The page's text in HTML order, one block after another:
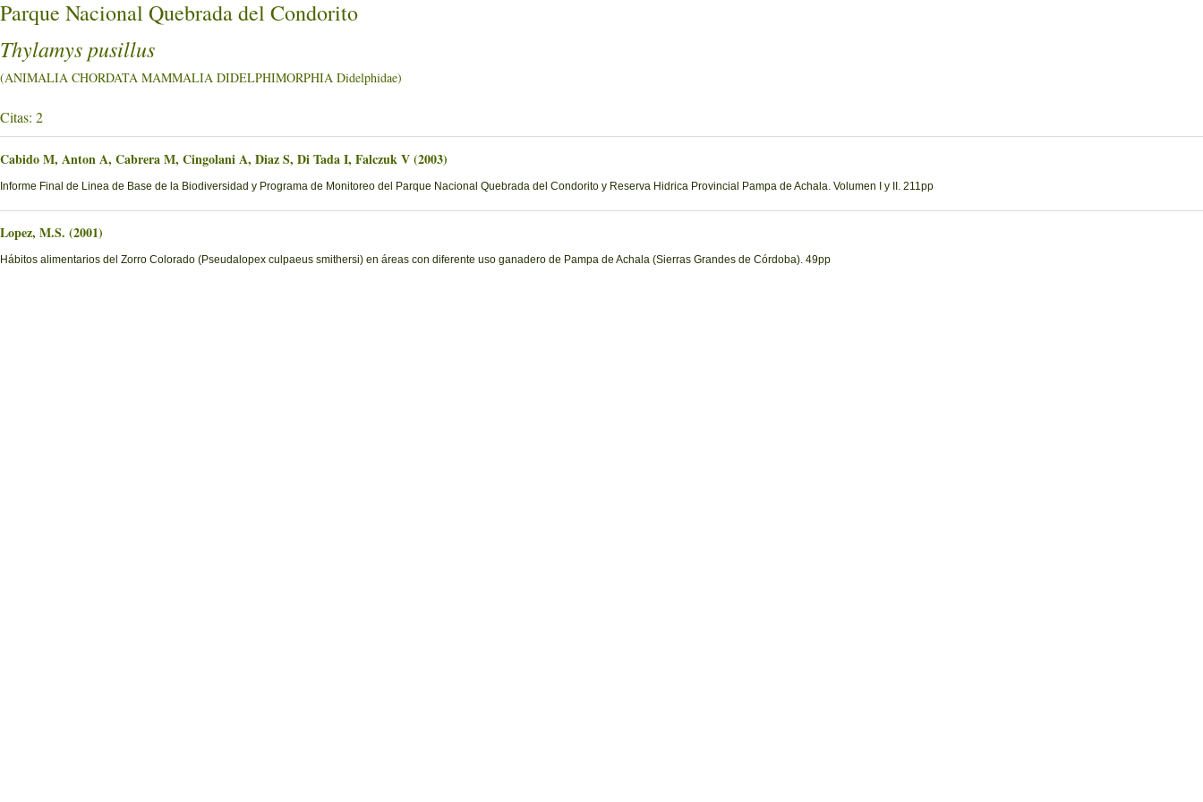
Parque Nacional Quebrada del Condorito
Thylamys pusillus
(ANIMALIA CHORDATA MAMMALIA DIDELPHIMORPHIA Didelphidae)
Citas: 2
Cabido M, Anton A, Cabrera M, Cingolani A, Diaz S, Di Tada I, Falczuk V (2003)
Informe Final de Linea de Base de la Biodiversidad y Programa de Monitoreo del Parque Nacional Quebrada del Condorito y Reserva Hidrica Provincial Pampa de Achala. Volumen I y II. 211pp
Lopez, M.S. (2001)
Hábitos alimentarios del Zorro Colorado (Pseudalopex culpaeus smithersi) en áreas con diferente uso ganadero de Pampa de Achala (Sierras Grandes de Córdoba). 49pp